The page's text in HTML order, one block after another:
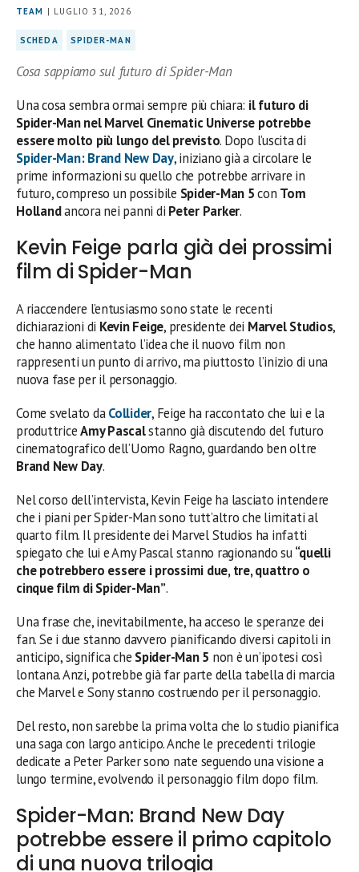
TEAM | LUGLIO 31, 2026
SCHEDA SPIDER-MAN
Cosa sappiamo sul futuro di Spider-Man
Una cosa sembra ormai sempre più chiara: il futuro di
Spider-Man nel Marvel Cinematic Universe potrebbe
essere molto più lungo del previsto. Dopo l’uscita di
Spider-Man: Brand New Day, iniziano già a circolare le
prime informazioni su quello che potrebbe arrivare in
futuro, compreso un possibile Spider-Man 5con Tom
Hollandancora nei panni di Peter Parker.
Kevin Feige parla già dei prossimi
film di Spider-Man
A riaccendere l’entusiasmo sono state le recenti
dichiarazioni di Kevin Feige, presidente dei Marvel Studios,
che hanno alimentato l’idea che il nuovo film non
rappresenti un punto di arrivo, ma piuttosto l’inizio di una
nuova fase per il personaggio.
Come svelato daCollider, Feige ha raccontato che lui e la
produttriceAmy Pascalstanno già discutendo del futuro
cinematografico dell’Uomo Ragno, guardando ben oltre
Brand New Day.
Nel corso dell’intervista, Kevin Feige ha lasciato intendere
che i piani per Spider-Man sono tutt’altro che limitati al
quarto film. Il presidente dei Marvel Studios ha infatti
spiegato che lui e Amy Pascal stanno ragionando su“quelli
che potrebbero essere i prossimi due, tre, quattro o
cinque film di Spider-Man”.
Una frase che, inevitabilmente, ha acceso le speranze dei
fan. Se i due stanno davvero pianificando diversi capitoli in
anticipo, significa che Spider-Man 5 non è un’ipotesi così
lontana. Anzi, potrebbe già far parte della tabella di marcia
che Marvel e Sony stanno costruendo per il personaggio.
Del resto, non sarebbe la prima volta che lo studio pianifica
una saga con largo anticipo. Anche le precedenti trilogie
dedicate a Peter Parker sono nate seguendo una visione a
lungo termine, evolvendo il personaggio film dopo film.
Spider-Man: Brand New Day
potrebbe essere il primo capitolo
di una nuova trilogia